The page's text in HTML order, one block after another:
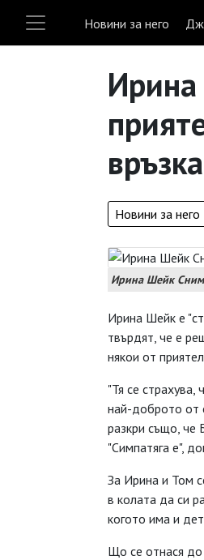
Новини за него
Новини за него
Ирина Шейк
Ирина Шейк е
твърдят, че е
някои от
"Тя се
най-доброто от
разкри също, че
"Симпатяга е",
За Ирина и Том
в колата да си
когото има и
Що се отнася до